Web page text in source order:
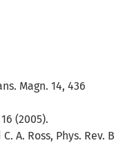
Magn. 14, 436
(2005).
A. Ross, Phys. Rev. B